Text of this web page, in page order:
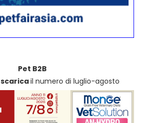
Pet B2B
scaricail numero di luglio-agosto